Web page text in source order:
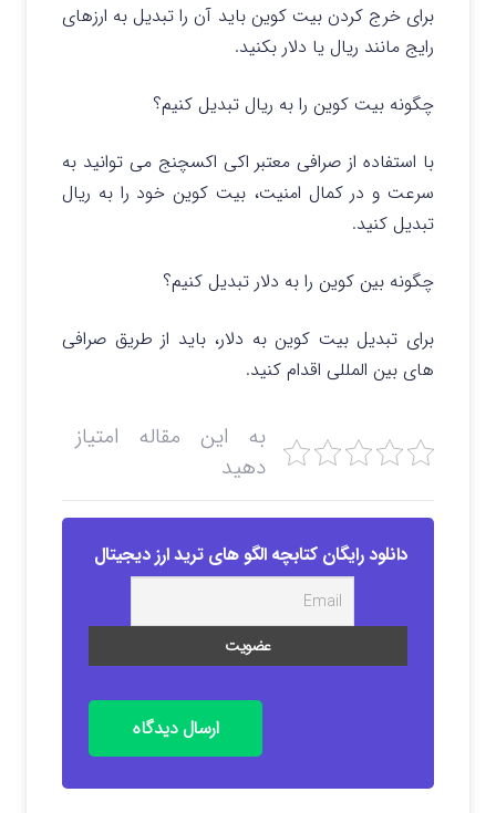
برای خرج کردن بیت کوین باید آن را تبدیل به ارزهای
رایج مانند ریال یا دلار بکنید.
چگونه بیت کوین را به ریال تبدیل کنیم؟
با استفاده از صرافی معتبر اکی اکسچنج می توانید به
سرعت و در کمال امنیت، بیت کوین خود را به ریال
تبدیل کنید.
چگونه بین کوین را به دلار تبدیل کنیم؟
برای تبدیل بیت کوین به دلار، باید از طریق صرافی
های بین المللی اقدام کنید.
به این مقاله امتیاز
دهید
دانلود رایگان کتابچه الگو های ترید ارز دیجیتال
ارسال دیدگاه